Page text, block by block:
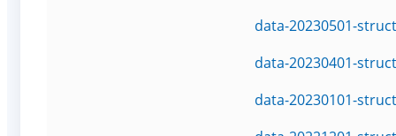
data-20230501-
data-20230401-
data-20230101-